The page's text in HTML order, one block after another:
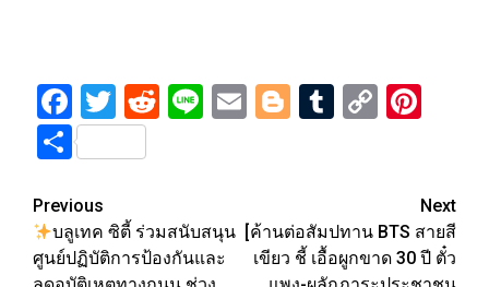
Facebook
Twitter
Reddit
LineEmailBlogger
Tumblr
Copy
Share
Post
navigation
Previous
บลูเทค ซิตี้ ร่วมสนับสนุน
ศูนย์ปฏิบัติการป้องกันและ
Next
[ค้านต่อสัมปทาน BTS สายสี
เขียว ชี้ เอื้อผูกขาด 30 ปี ตั๋ว